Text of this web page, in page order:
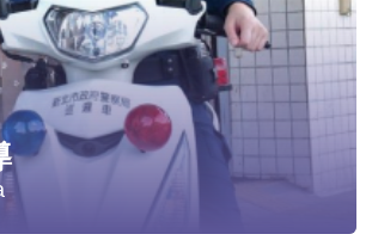
如何執行家庭暴力加害人訪查、訪查對象及期間為何?